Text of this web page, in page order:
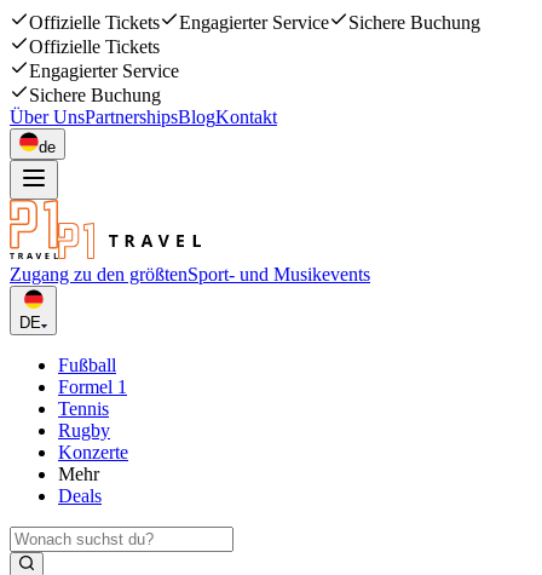
Offizielle Tickets Engagierter Service
Sichere Buchung
Offizielle Tickets
Engagierter Service
Sichere Buchung
Über UnsPartnershipsBlogKontakt
de
Zugang zu den größtenSport- und Musikevents
DE
Fußball
Formel 1
Tennis
Rugby
Konzerte
Mehr
Deals